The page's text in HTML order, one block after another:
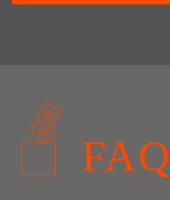
FAQ